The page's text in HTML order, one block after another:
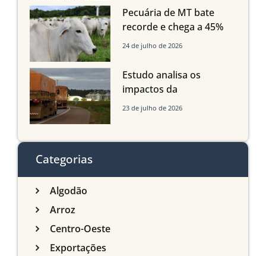
Maranhão
Pecuária de MT bate
recorde e chega a 45%
dos bovinos abatidos
24 de julho de 2026
Estudo analisa os
impactos da
infraestrutura logística
do Sul
23 de julho de 2026
Categorias
Algodão
Arroz
Centro-Oeste
Exportações